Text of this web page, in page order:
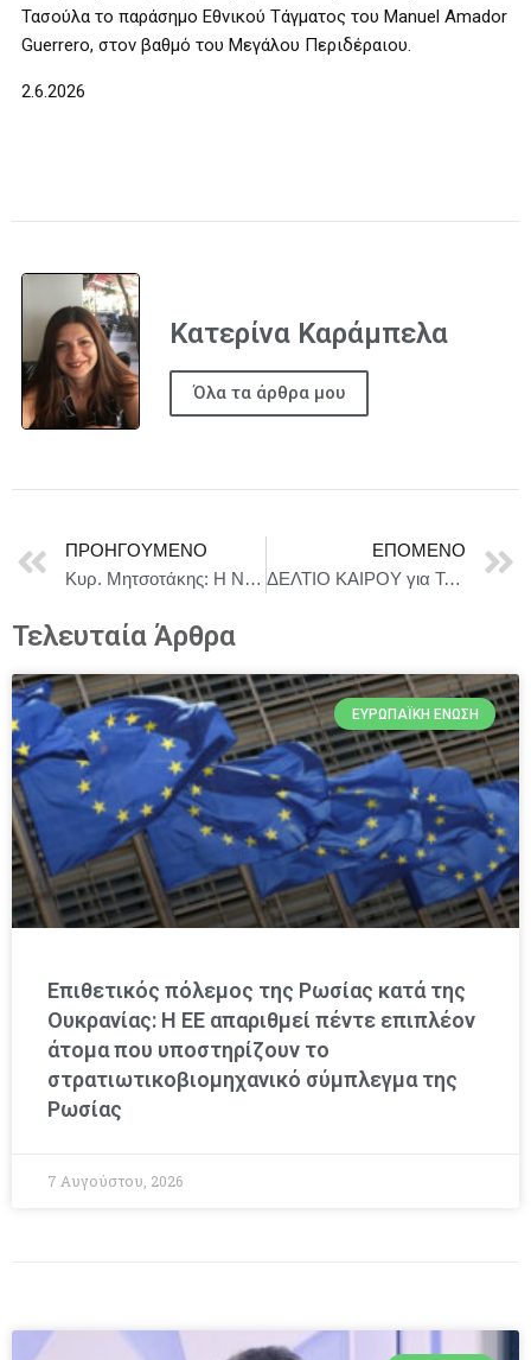
Τασούλα το παράσημο Εθνικού Τάγματος του Manuel Amador
Guerrero, στον βαθμό του Μεγάλου Περιδέραιου.
2.6.2026
Κατερίνα Καράμπελα
Όλα τα άρθρα μου
ΠΡΟΗΓΟΎΜΕΝΟ
Κυρ. Μητσοτάκης: Η ΝΔ καταθέτει σήμερα την πρότασή της για Συνταγματική Αναθεώρηση
ΕΠΌΜΕΝΟ
ΔΕΛΤΙΟ ΚΑΙΡΟΥ για Τετάρτη 3/6
Τελευταία Άρθρα
ΕΥΡΩΠΑΪΚΉ ΈΝΩΣΗ
Επιθετικός πόλεμος της Ρωσίας κατά της
Ουκρανίας: Η ΕΕ απαριθμεί πέντε επιπλέον
άτομα που υποστηρίζουν το
στρατιωτικοβιομηχανικό σύμπλεγμα της
Ρωσίας
7 Αυγούστου, 2026